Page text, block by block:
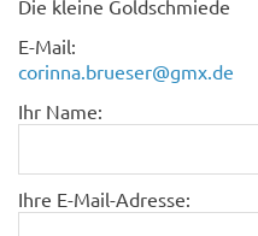
Die kleine Goldschmiede
E-Mail:
corinna.brueser@gmx.de
Ihr Name:
Ihre E-Mail-Adresse: